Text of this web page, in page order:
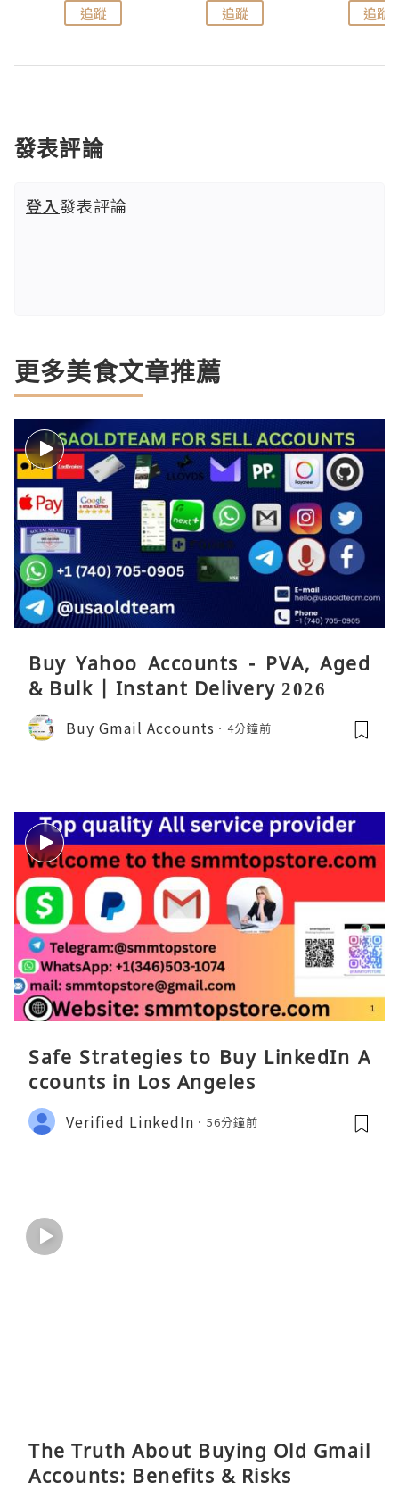
追蹤 追蹤 追蹤
發表評論
登入發表評論
更多美食文章推薦
Buy Yahoo Accounts - PVA, Aged
& Bulk | Instant Delivery 2026
Buy Gmail Accounts 4分鐘前
Safe Strategies to Buy LinkedIn A
ccounts in Los Angeles
Verified LinkedIn 56分鐘前
The Truth About Buying Old Gmail
Accounts: Benefits & Risks